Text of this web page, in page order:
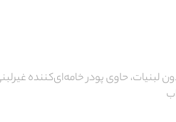
لبنیات، حاوی پودر خامه‌ای‌کننده